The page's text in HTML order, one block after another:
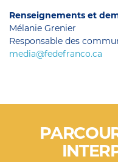
Renseignements et
Mélanie Grenier
Responsable des
media@fedefranco.ca